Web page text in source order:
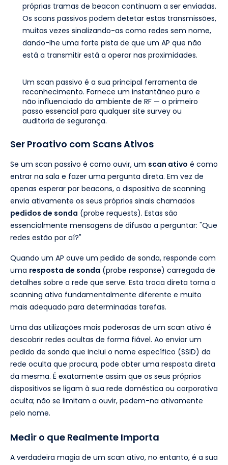
próprias tramas de beacon continuam a ser enviadas.
Os scans passivos podem detetar estas transmissões,
muitas vezes sinalizando-as como redes sem nome,
dando-lhe uma forte pista de que um AP que não
está a transmitir está a operar nas proximidades.
Um scan passivo é a sua principal ferramenta de
reconhecimento. Fornece um instantâneo puro e
não influenciado do ambiente de RF — o primeiro
passo essencial para qualquer site survey ou
auditoria de segurança.
Ser Proativo com Scans Ativos
Se um scan passivo é como ouvir, um scan ativo é como
entrar na sala e fazer uma pergunta direta. Em vez de
apenas esperar por beacons, o dispositivo de scanning
envia ativamente os seus próprios sinais chamados
pedidos de sonda (probe requests). Estas são
essencialmente mensagens de difusão a perguntar: "Que
redes estão por aí?"
Quando um AP ouve um pedido de sonda, responde com
uma resposta de sonda (probe response) carregada de
detalhes sobre a rede que serve. Esta troca direta torna o
scanning ativo fundamentalmente diferente e muito
mais adequado para determinadas tarefas.
Uma das utilizações mais poderosas de um scan ativo é
descobrir redes ocultas de forma fiável. Ao enviar um
pedido de sonda que inclui o nome específico (SSID) da
rede oculta que procura, pode obter uma resposta direta
da mesma. É exatamente assim que os seus próprios
dispositivos se ligam à sua rede doméstica ou corporativa
oculta; não se limitam a ouvir, pedem-na ativamente
pelo nome.
Medir o que Realmente Importa
A verdadeira magia de um scan ativo, no entanto, é a sua